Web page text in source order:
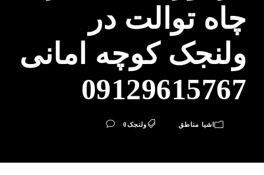
چاه توالت در
ولنجک کوچه امانی
09129615767
اشیا مناطق ولنجک0